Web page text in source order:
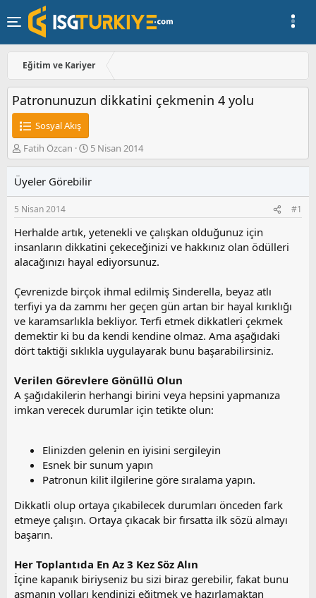
Eğitim ve Kariyer
Patronunuzun dikkatini çekmenin 4 yolu
Sosyal Akış
K
o
u
y
u
a
ş
l
t
a
n
Fatih Özcan
B
a
l
a
ı
ç
t
r
i
h
i
5 Nisan 2014
Üyeler Görebilir
5 Nisan 2014 #1
Herhalde artık, yetenekli ve çalışkan olduğunuz için
insanların dikkatini çekeceğinizi ve hakkınız olan ödülleri
alacağınızı hayal ediyorsunuz.
Çevrenizde birçok ihmal edilmiş Sinderella, beyaz atlı
terfiyi ya da zammı her geçen gün artan bir hayal kırıklığı
ve karamsarlıkla bekliyor. Terfi etmek dikkatleri çekmek
demektir ki bu da kendi kendine olmaz. Ama aşağıdaki
dört taktiği sıklıkla uygulayarak bunu başarabilirsiniz.
Verilen Görevlere Gönüllü Olun
A şağıdakilerin herhangi birini veya hepsini yapmanıza
imkan verecek durumlar için tetikte olun:
Elinizden gelenin en iyisini sergileyin
Esnek bir sunum yapın
Patronun kilit ilgilerine göre sıralama yapın.
Dikkatli olup ortaya çıkabilecek durumları önceden fark
etmeye çalışın. Ortaya çıkacak bir fırsatta ilk sözü almayı
başarın.
Her Toplantıda En Az 3 Kez Söz Alın
İçine kapanık biriyseniz bu sizi biraz gerebilir, fakat bunu
aşmanın yolları kendinizi eğitmek ve hazırlamaktan